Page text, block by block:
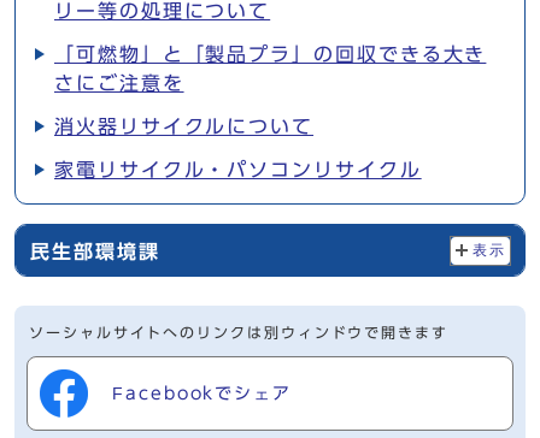
リー等の処理について
「可燃物」と「製品プラ」の回収できる大き
さにご注意を
消火器リサイクルについて
家電リサイクル・パソコンリサイクル
民生部環境課 表示
ソーシャルサイトへのリンクは別ウィンドウで開きます
Facebookでシェア